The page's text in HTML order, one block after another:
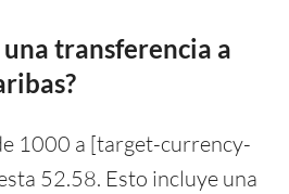
transferencia a
1000 a [target-currency-
52.58. Esto incluye una